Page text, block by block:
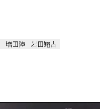
増田陸 岩田翔吉